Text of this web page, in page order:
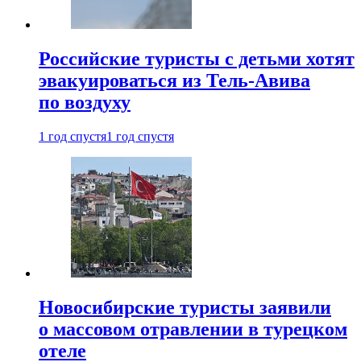
Российские туристы с детьми хотят
эвакуироваться из Тель-Авива
по воздуху
1 год спустя1 год спустя
Новосибирские туристы заявили
о массовом отравлении в турецком
отеле